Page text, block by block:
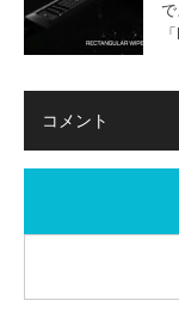
コメント